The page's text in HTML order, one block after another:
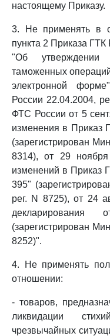
настоящему Приказу.
3. Не применять в
пункта 2 Приказа ГТК
"Об утверждении
таможенных
электронной
России 22.04.2004,
ФТС России от 5
изменения в Приказ
(зарегистрирован
8314), от 29
изменений в Приказ
395"
рег. N 8725), от 24
декларирования
(зарегистрирован
8252)".
4. Не применять
отношении:
- товаров,
ликвидации
чрезвычайных